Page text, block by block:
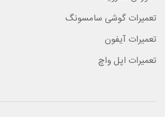
تعمیرات گوشی سامسونگ
تعمیرات آیفون
تعمیرات اپل واچ